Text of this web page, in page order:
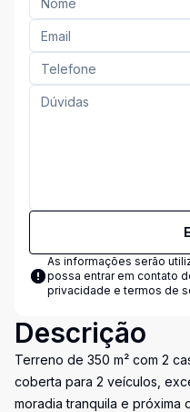
As informações serão
possa entrar em contato
privacidade e termos de
Descrição
Terreno de 350 m² com 2
coberta para 2 veículos,
moradia tranquila e próxima